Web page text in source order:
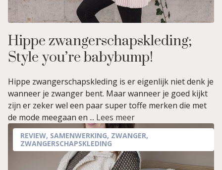
Hippe zwangerschapskleding;
Style you’re babybump!
Hippe zwangerschapskleding is er eigenlijk niet denk je
wanneer je zwanger bent. Maar wanneer je goed kijkt
zijn er zeker wel een paar super toffe merken die met
de mode meegaan en ... Lees meer
REVIEW, SAMENWERKING, ZWANGER,
ZWANGERSCHAPSKLEDING